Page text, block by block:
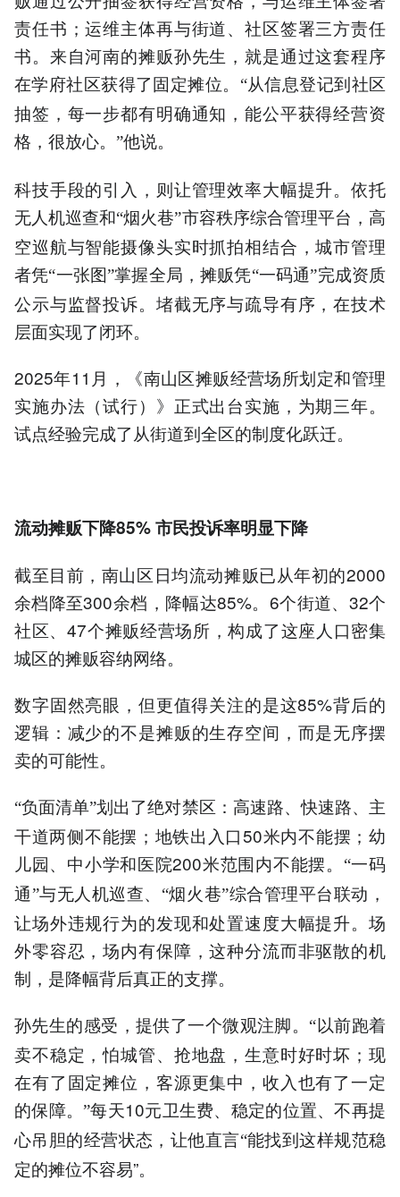
责任书；运维主体再与街道、社区签署三方责任
书。来自河南的摊贩孙先生，就是通过这套程序
在学府社区获得了固定摊位。
“从信息登记到社区
抽签，每一步都有明确通知，能公平获得经营资
格，很放心。
”他说。
科技手段的引入，则让管理效率大幅提升。依托
无人机巡查和“烟火巷”市容秩序综合管理平台，高
空巡航与智能摄像头实时抓拍相结合，城市管理
者凭“一张图”掌握全局，摊贩凭“一码通”完成资质
公示与监督投诉。堵截无序与疏导有序，在技术
层面实现了闭环。
2025年11月，《南山区摊贩经营场所划定和管理
实施办法（试行）》正式出台实施，为期三年。
试点经验完成了从街道到全区的制度化跃迁。
流动摊贩下降85% 市民投诉率明显下降
截至目前，南山区日均流动摊贩已从年初的2000
余档降至300余档，降幅达85%。6个街道、32个
社区、47个摊贩经营场所，构成了这座人口密集
城区的摊贩容纳网络。
数字固然亮眼，但更值得关注的是这85%背后的
逻辑：减少的不是摊贩的生存空间，而是无序摆
卖的可能性。
“负面清单”划出了绝对禁区：高速路、快速路、主
干道两侧不能摆；地铁出入口50米内不能摆；幼
儿园、中小学和医院200米范围内不能摆。
“一码
通”与无人机巡查、 “烟火巷”综合管理平台联动，
让场外违规行为的发现和处置速度大幅提升。场
外零容忍，场内有保障，这种分流而非驱散的机
制，是降幅背后真正的支撑。
孙先生的感受，提供了一个微观注脚。
“以前跑着
卖不稳定，怕城管、抢地盘，生意时好时坏；现
在有了固定摊位，客源更集中，收入也有了一定
的保障。”每天10元卫生费、稳定的位置、不再提
心吊胆的经营状态，让他直言“能找到这样规范稳
定的摊位不容易”。